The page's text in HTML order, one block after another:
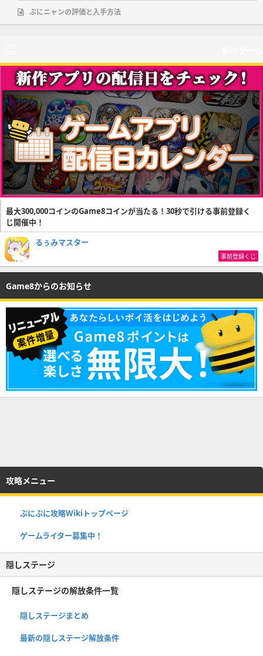
ぷにニャンの評価と入手方法
最大300,000コインのGame8コインが当たる！30秒で引ける事前登録く
じ開催中！
るぅみマスター
事前登録くじ
Game8からのお知らせ
攻略メニュー
ぷにぷに攻略Wikiトップページ
ゲームライター募集中！
隠しステージ
隠しステージの解放条件一覧
隠しステージまとめ
最新の隠しステージ解放条件